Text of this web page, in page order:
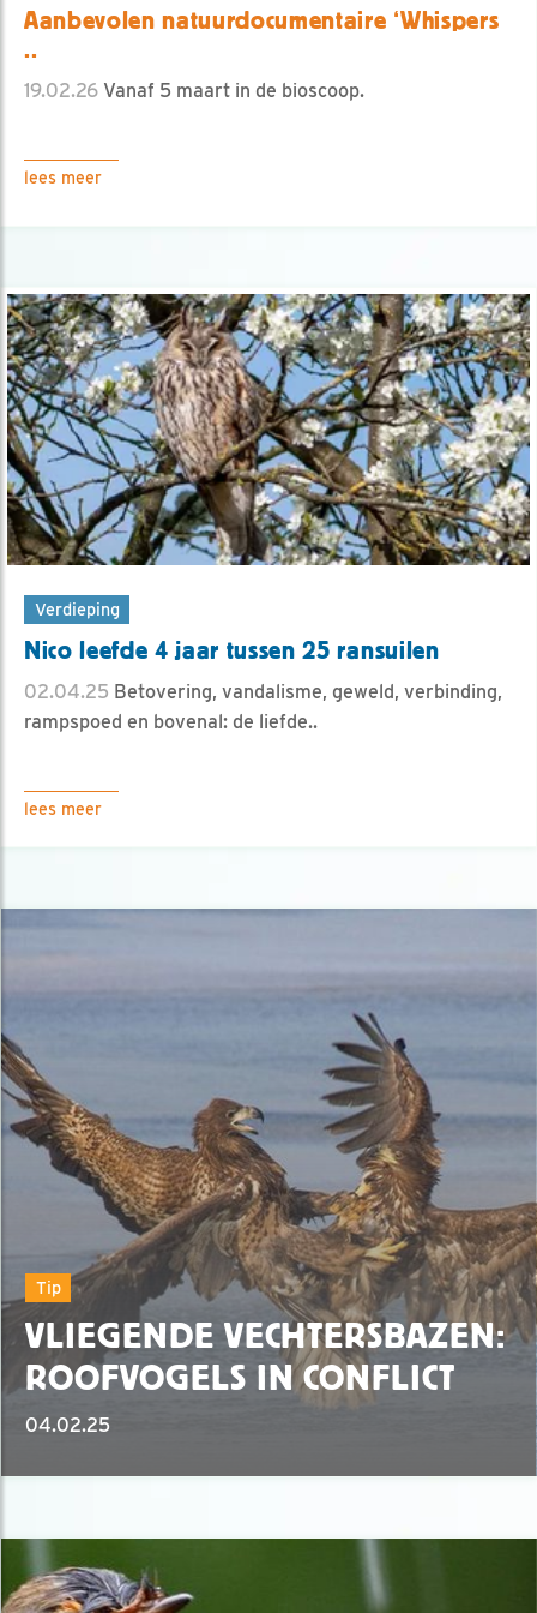
Aanbevolen natuurdocumentaire ‘Whispers
..
19.02.26 Vanaf 5 maart in de bioscoop.
lees meer
Verdieping
Nico leefde 4 jaar tussen 25 ransuilen
02.04.25 Betovering, vandalisme, geweld, verbinding,
rampspoed en bovenal: de liefde..
lees meer
Tip
VLIEGENDE VECHTERSBAZEN:
ROOFVOGELS IN CONFLICT
04.02.25